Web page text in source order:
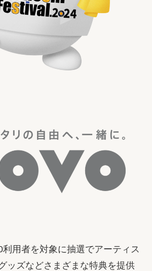
用者を対象に抽選でアーティス
ッズなどさまざまな特典を提供